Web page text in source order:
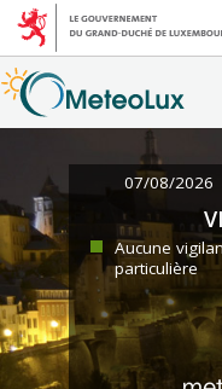
07/08/2026
Aucune
particulière